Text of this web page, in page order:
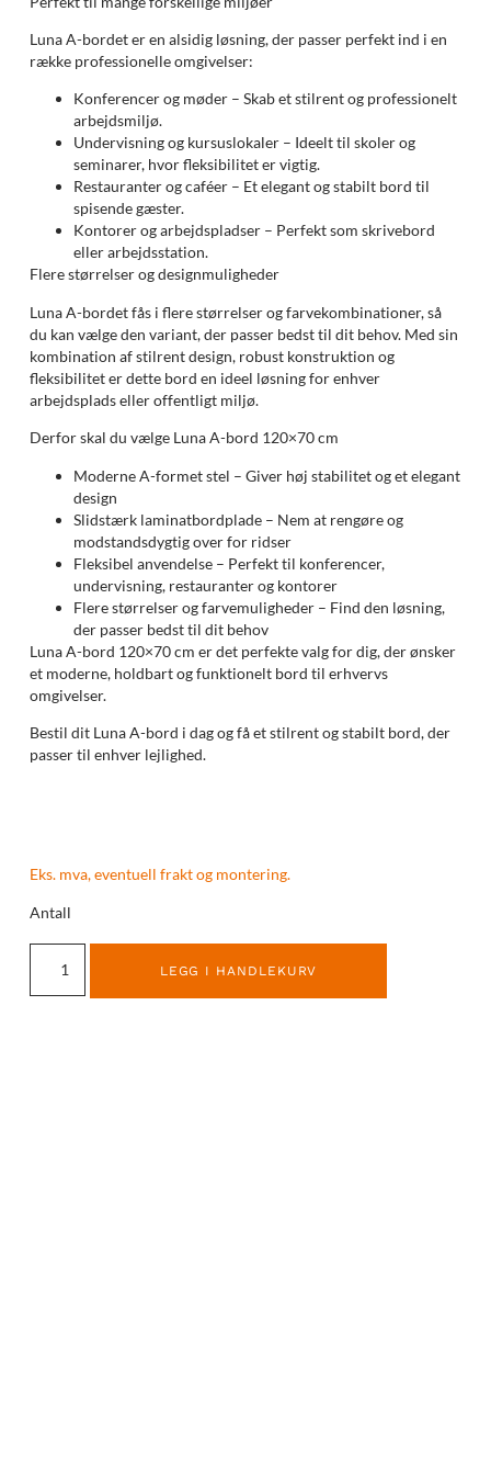
Luna A-bordet er en alsidig løsning, der passer perfekt ind i en
række professionelle omgivelser:
Konferencer og møder – Skab et stilrent og professionelt
arbejdsmiljø.
Undervisning og kursuslokaler – Ideelt til skoler og
seminarer, hvor fleksibilitet er vigtig.
Restauranter og caféer – Et elegant og stabilt bord til
spisende gæster.
Kontorer og arbejdspladser – Perfekt som skrivebord
eller arbejdsstation.
Flere størrelser og designmuligheder
Luna A-bordet fås i flere størrelser og farvekombinationer, så
du kan vælge den variant, der passer bedst til dit behov. Med sin
kombination af stilrent design, robust konstruktion og
fleksibilitet er dette bord en ideel løsning for enhver
arbejdsplads eller offentligt miljø.
Derfor skal du vælge Luna A-bord 120×70 cm
Moderne A-formet stel – Giver høj stabilitet og et elegant
design
Slidstærk laminatbordplade – Nem at rengøre og
modstandsdygtig over for ridser
Fleksibel anvendelse – Perfekt til konferencer,
undervisning, restauranter og kontorer
Flere størrelser og farvemuligheder – Find den løsning,
der passer bedst til dit behov
Luna A-bord 120×70 cm er det perfekte valg for dig, der ønsker
et moderne, holdbart og funktionelt bord til erhvervs
omgivelser.
Bestil dit Luna A-bord i dag og få et stilrent og stabilt bord, der
passer til enhver lejlighed.
Eks. mva, eventuell frakt og montering.
Antall
LEGG I HANDLEKURV